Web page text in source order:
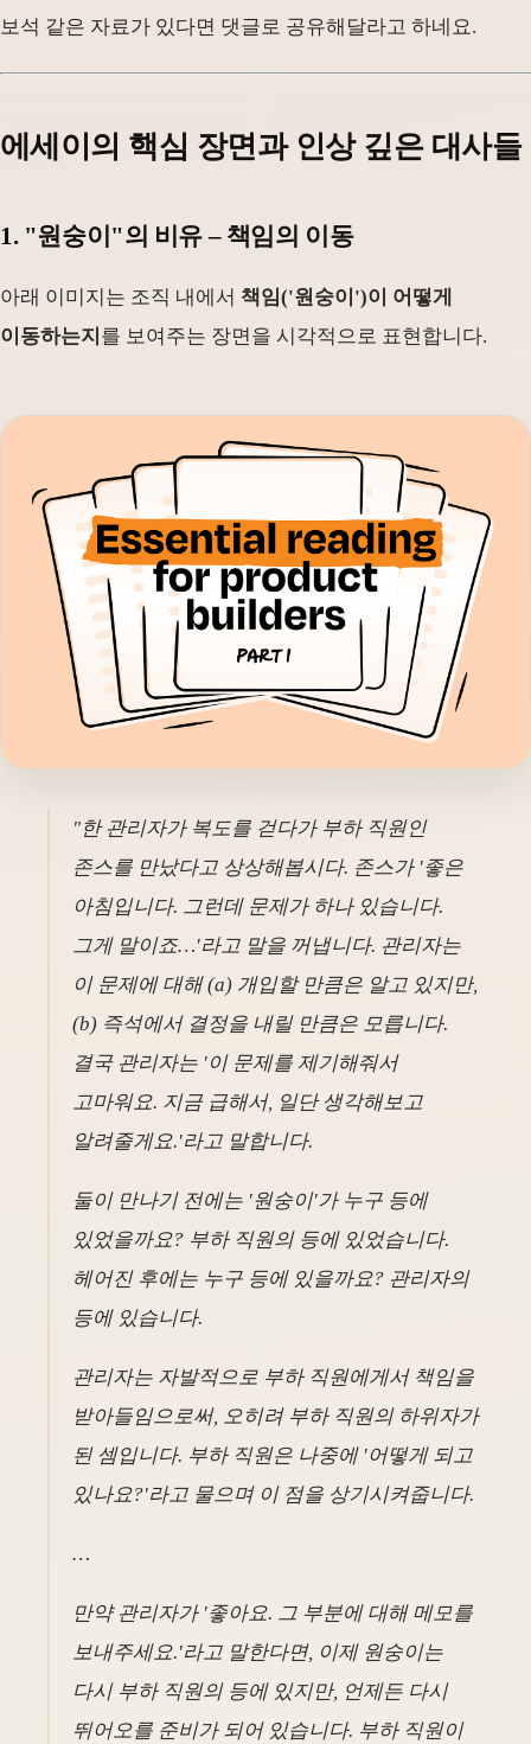
보석 같은 자료가 있다면 댓글로 공유해달라고 하네요.
에세이의 핵심 장면과 인상 깊은 대사들
1. "원숭이"의 비유 – 책임의 이동
아래 이미지는 조직 내에서 책임('원숭이')이 어떻게
이동하는지 를 보여주는 장면을 시각적으로 표현합니다.
"한 관리자가 복도를 걷다가 부하 직원인
존스를 만났다고 상상해봅시다. 존스가 '좋은
아침입니다. 그런데 문제가 하나 있습니다.
그게 말이죠…'라고 말을 꺼냅니다. 관리자는
이 문제에 대해 (a) 개입할 만큼은 알고 있지만,
(b) 즉석에서 결정을 내릴 만큼은 모릅니다.
결국 관리자는 '이 문제를 제기해줘서
고마워요. 지금 급해서, 일단 생각해보고
알려줄게요.'라고 말합니다.
둘이 만나기 전에는 '원숭이'가 누구 등에
있었을까요? 부하 직원의 등에 있었습니다.
헤어진 후에는 누구 등에 있을까요? 관리자의
등에 있습니다.
관리자는 자발적으로 부하 직원에게서 책임을
받아들임으로써, 오히려 부하 직원의 하위자가
된 셈입니다. 부하 직원은 나중에 '어떻게 되고
있나요?'라고 물으며 이 점을 상기시켜줍니다.
…
만약 관리자가 '좋아요. 그 부분에 대해 메모를
보내주세요.'라고 말한다면, 이제 원숭이는
다시 부하 직원의 등에 있지만, 언제든 다시
뛰어오를 준비가 되어 있습니다. 부하 직원이